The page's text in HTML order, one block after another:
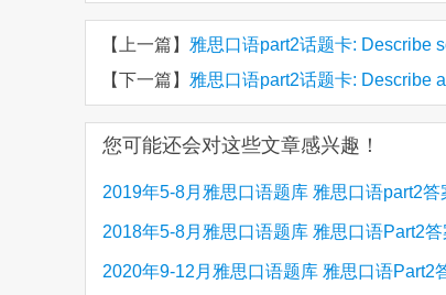
【上一篇】 雅思口语part2话题卡: Describe
【下一篇】 雅思口语part2话题卡: Describe
您可能还会对这些文章感兴趣！
2019年5-8月雅思口语题库 雅思口语part2答
2018年5-8月雅思口语题库 雅思口语Part2答
2020年9-12月雅思口语题库 雅思口语Part2